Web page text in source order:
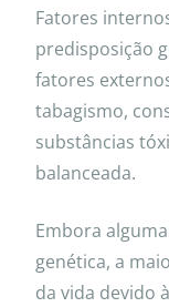
Fatores
predisposição
fatores
tabagismo,
substâncias
balanceada.
Embora
genética, a
da vida devido